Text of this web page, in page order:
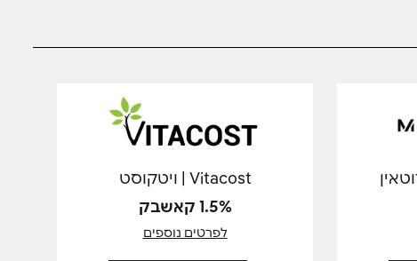
Vitacost | ויטקוסט
1.5% קאשבק
לפרטים נוספים